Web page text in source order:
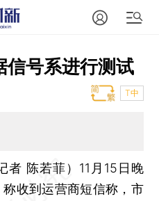
信号系进行测试
T中
者 陈若菲） 11月15日晚
收到运营商短信称，市